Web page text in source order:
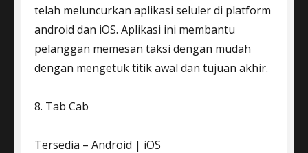
telah meluncurkan aplikasi seluler di platform
android dan iOS. Aplikasi ini membantu
pelanggan memesan taksi dengan mudah
dengan mengetuk titik awal dan tujuan akhir.
8. Tab Cab
Tersedia – Android | iOS